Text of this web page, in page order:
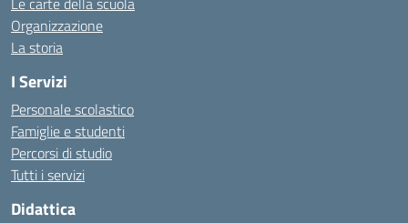
Organizzazione
La storia
I Servizi
Personale scolastico
Famiglie e studenti
Percorsi di studio
Tutti i servizi
Didattica